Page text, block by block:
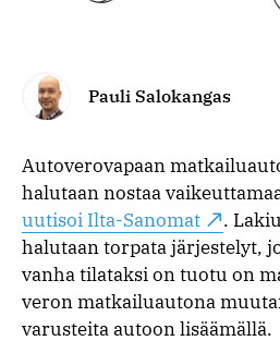
Pauli Salokangas
Autoverovapaan
halutaan nostaa
uutisoi Ilta-Sanomat
.
halutaan torpata järjestelyt,
vanha tilataksi on tuotu on
veron matkailuautona
varusteita autoon lisäämällä.